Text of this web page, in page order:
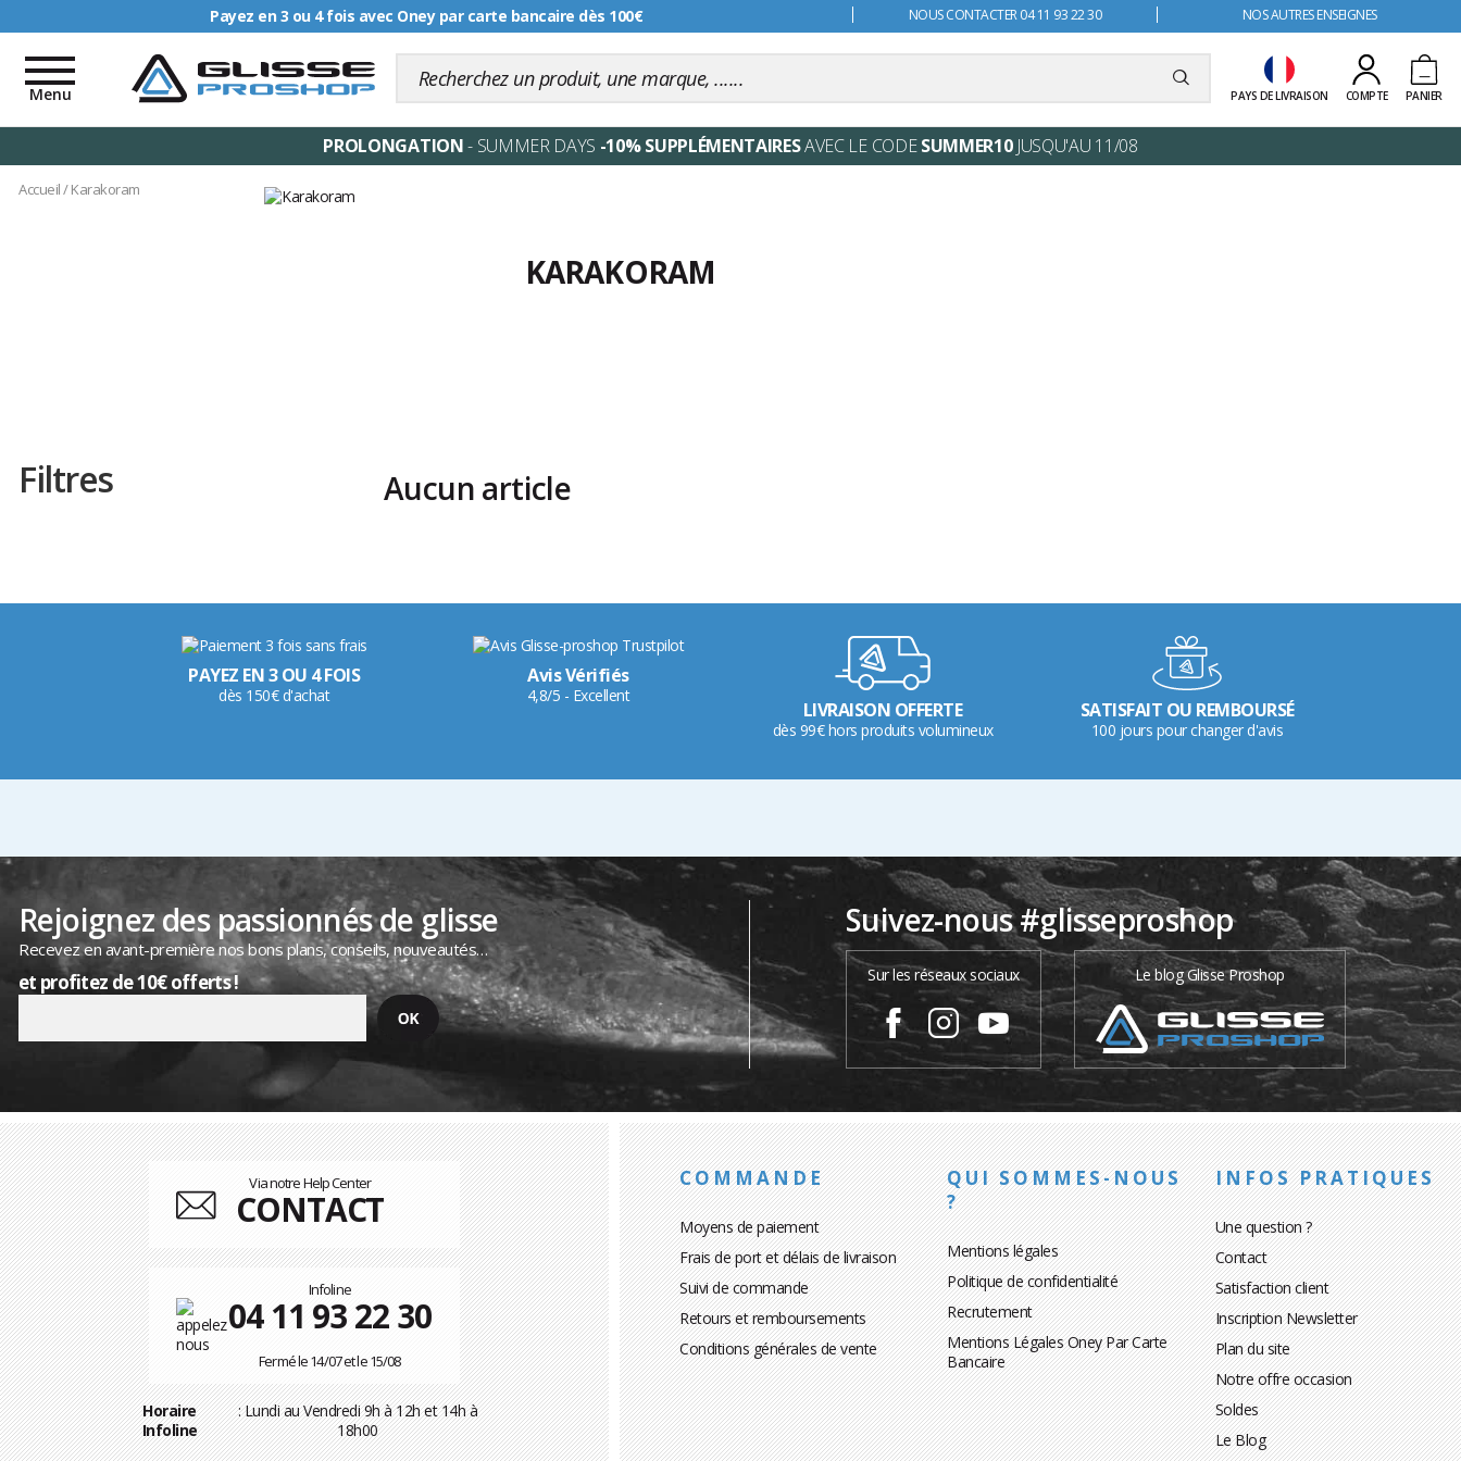
Payez en 3 ou 4 fois avec Oney par carte bancaire dès 100€
Livraison offerte dès 99€ NOUS CONTACTER 04 11 93 22 30 NOS AUTRES ENSEIGNES
PAYS DE LIVRAISON COMPTE PANIER
Toggle
navigation
Menu
PROLONGATION- SUMMER DAYS -10% SUPPLÉMENTAIRESAVEC LE CODESUMMER10JUSQU'AU 11/08
Accueil/Karakoram
KARAKORAM
Filtres Aucun article
PAYEZ EN 3 OU 4 FOIS
dès 150€ d'achat
Avis Vérifiés
4,8/5 - Excellent
LIVRAISON OFFERTE
dès 99€ hors produits volumineux
SATISFAIT OU REMBOURSÉ
100 jours pour changer d'avis
Rejoignez des passionnés de glisse
Recevez en avant-première nos bons plans, conseils, nouveautés…
et profitez de 10€ offerts !
Suivez-nous #glisseproshop
Sur les réseaux sociaux Le blog Glisse Proshop
Via notre Help Center
CONTACT
Infoline
04 11 93 22 30
Fermé le 14/07 et le 15/08
Horaire
Infoline
: Lundi au Vendredi 9h à 12h et 14h à
18h00
COMMANDE
Moyens de paiement
Frais de port et délais de livraison
Suivi de commande
Retours et remboursements
Conditions générales de vente
QUI SOMMES-NOUS
?
Mentions légales
Politique de confidentialité
Recrutement
Mentions Légales Oney Par Carte
Bancaire
INFOS PRATIQUES
Une question ?
Contact
Satisfaction client
Inscription Newsletter
Plan du site
Notre offre occasion
Soldes
Le Blog